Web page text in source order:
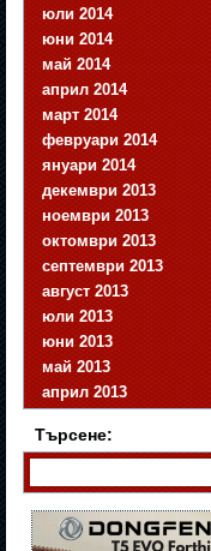
юли 2014
юни 2014
май 2014
април 2014
март 2014
февруари 2014
януари 2014
декември 2013
ноември 2013
октомври 2013
септември 2013
август 2013
юли 2013
юни 2013
май 2013
април 2013
Търсене: